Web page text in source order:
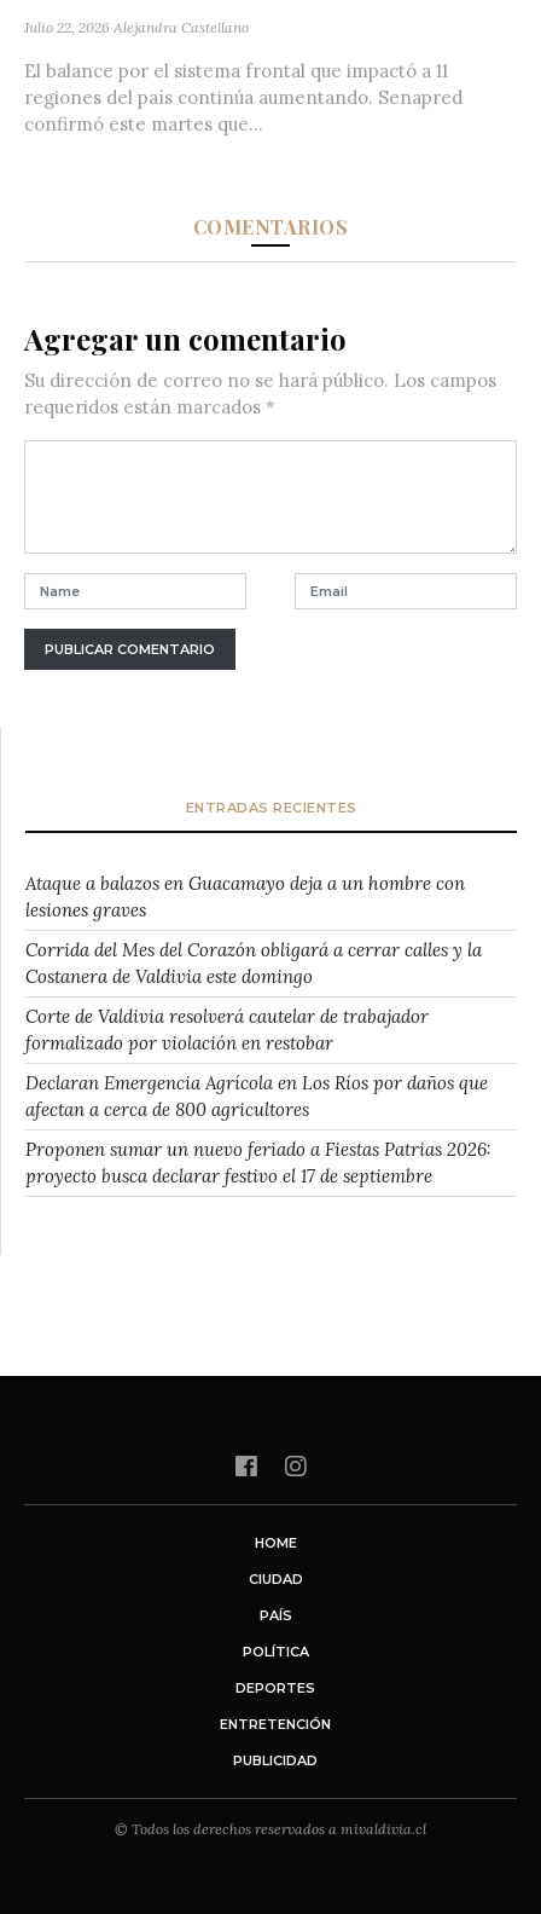
Julio 22, 2026 Alejandra Castellano
El balance por el sistema frontal que impactó a 11
regiones del país continúa aumentando. Senapred
confirmó este martes que...
COMENTARIOS
Agregar un comentario
Su dirección de correo no se hará público. Los campos
requeridos están marcados *
ENTRADAS RECIENTES
Ataque a balazos en Guacamayo deja a un hombre con
lesiones graves
Corrida del Mes del Corazón obligará a cerrar calles y la
Costanera de Valdivia este domingo
Corte de Valdivia resolverá cautelar de trabajador
formalizado por violación en restobar
Declaran Emergencia Agrícola en Los Ríos por daños que
afectan a cerca de 800 agricultores
Proponen sumar un nuevo feriado a Fiestas Patrias 2026:
proyecto busca declarar festivo el 17 de septiembre
HOME
CIUDAD
PAÍS
POLÍTICA
DEPORTES
ENTRETENCIÓN
PUBLICIDAD
© Todos los derechos reservados a mivaldivia.cl